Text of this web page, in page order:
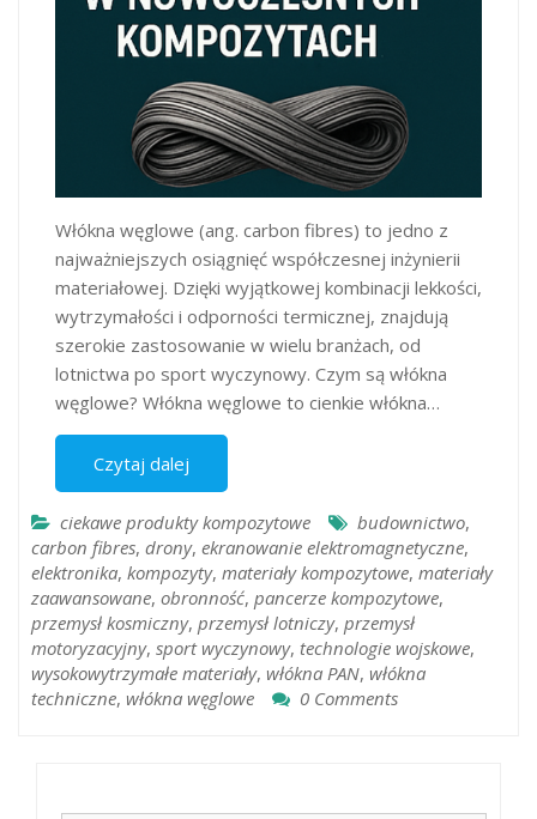
Włókna węglowe (ang. carbon fibres) to jedno z
najważniejszych osiągnięć współczesnej inżynierii
materiałowej. Dzięki wyjątkowej kombinacji lekkości,
wytrzymałości i odporności termicznej, znajdują
szerokie zastosowanie w wielu branżach, od
lotnictwa po sport wyczynowy.​ Czym są włókna
węglowe? Włókna węglowe to cienkie włókna…
Czytaj dalej
ciekawe produkty kompozytowe budownictwo,
carbon fibres, drony, ekranowanie elektromagnetyczne,
elektronika, kompozyty, materiały kompozytowe, materiały
zaawansowane, obronność, pancerze kompozytowe,
przemysł kosmiczny, przemysł lotniczy, przemysł
motoryzacyjny, sport wyczynowy, technologie wojskowe,
wysokowytrzymałe materiały, włókna PAN, włókna
techniczne, włókna węglowe 0 Comments